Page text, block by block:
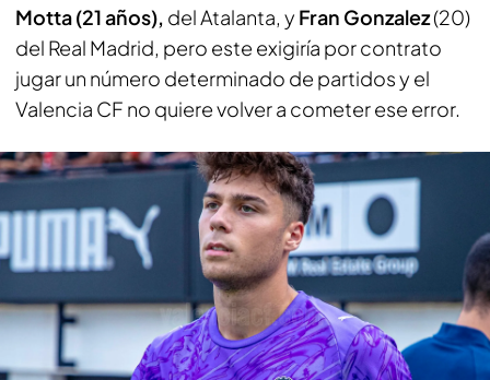
Motta (21 años), del Atalanta, y Fran Gonzalez(20)
del Real Madrid, pero este exigiría por contrato
jugar un número determinado de partidos y el
Valencia CF no quiere volver a cometer ese error.